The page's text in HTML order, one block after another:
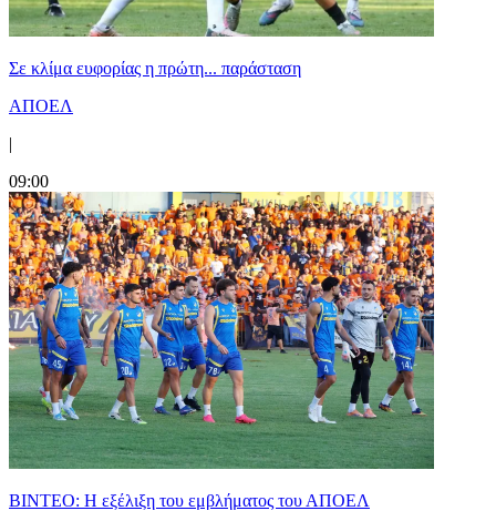
Σε κλίμα ευφορίας η πρώτη... παράσταση
ΑΠΟΕΛ
|
09:00
ΒΙΝΤΕΟ: Η εξέλιξη του εμβλήματος του ΑΠΟΕΛ